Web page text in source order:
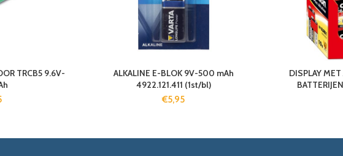
TRCB5 9.6V-
ALKALINE E-BLOK 9V-500 mAh
4922.121.411 (1st/bl)
€5,95
DISPLAY